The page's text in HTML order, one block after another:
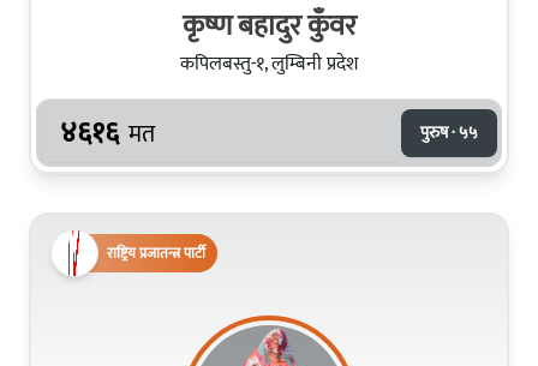
कृष्ण बहादुर कुँवर
कपिलबस्तु-१, लुम्बिनी प्रदेश
४६१६ मत पुरुष · ५५
राष्ट्रिय प्रजातन्त्र पार्टी